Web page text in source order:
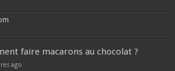
faire macarons au chocolat ?
ago